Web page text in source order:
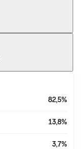
82,5%
13,8%
3,7%